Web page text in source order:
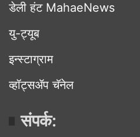
डेली हंट MahaeNews
यु-ट्यूब
इन्स्टाग्राम
व्हॉट्सॲप चॅनेल
संपर्क: